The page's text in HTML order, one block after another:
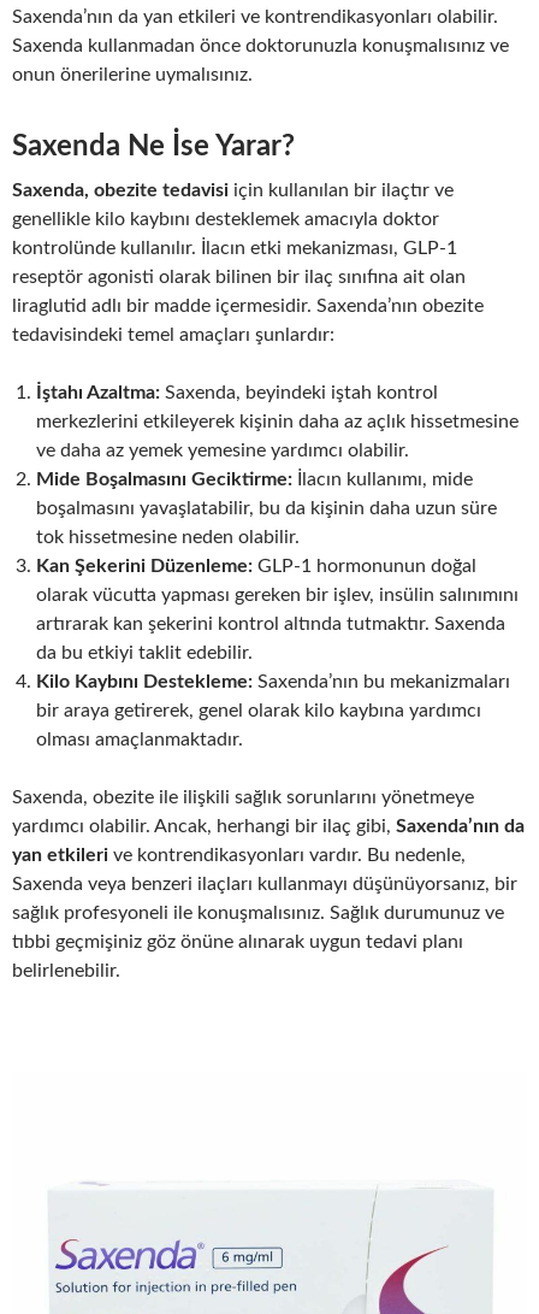
Saxenda’nın da yan etkileri ve kontrendikasyonları olabilir.
Saxenda kullanmadan önce doktorunuzla konuşmalısınız ve
onun önerilerine uymalısınız.
Saxenda Ne İse Yarar?
Saxenda, obezite tedavisi için kullanılan bir ilaçtır ve
genellikle kilo kaybını desteklemek amacıyla doktor
kontrolünde kullanılır. İlacın etki mekanizması, GLP-1
reseptör agonisti olarak bilinen bir ilaç sınıfına ait olan
liraglutid adlı bir madde içermesidir. Saxenda’nın obezite
tedavisindeki temel amaçları şunlardır:
İştahı Azaltma: Saxenda, beyindeki iştah kontrol
merkezlerini etkileyerek kişinin daha az açlık hissetmesine
ve daha az yemek yemesine yardımcı olabilir.
Mide Boşalmasını Geciktirme: İlacın kullanımı, mide
boşalmasını yavaşlatabilir, bu da kişinin daha uzun süre
tok hissetmesine neden olabilir.
Kan Şekerini Düzenleme: GLP-1 hormonunun doğal
olarak vücutta yapması gereken bir işlev, insülin salınımını
artırarak kan şekerini kontrol altında tutmaktır. Saxenda
da bu etkiyi taklit edebilir.
Kilo Kaybını Destekleme: Saxenda’nın bu mekanizmaları
bir araya getirerek, genel olarak kilo kaybına yardımcı
olması amaçlanmaktadır.
Saxenda, obezite ile ilişkili sağlık sorunlarını yönetmeye
yardımcı olabilir. Ancak, herhangi bir ilaç gibi, Saxenda’nın da
yan etkileri ve kontrendikasyonları vardır. Bu nedenle,
Saxenda veya benzeri ilaçları kullanmayı düşünüyorsanız, bir
sağlık profesyoneli ile konuşmalısınız. Sağlık durumunuz ve
tıbbi geçmişiniz göz önüne alınarak uygun tedavi planı
belirlenebilir.